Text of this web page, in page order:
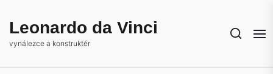
theLeonardo da Vinci
vynálezce a konstruktér